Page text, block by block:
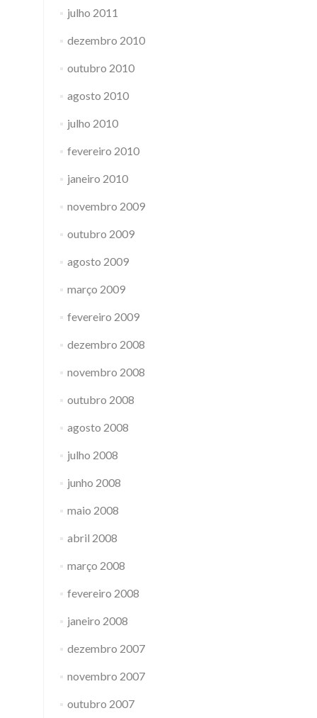
julho 2011
dezembro 2010
outubro 2010
agosto 2010
julho 2010
fevereiro 2010
janeiro 2010
novembro 2009
outubro 2009
agosto 2009
março 2009
fevereiro 2009
dezembro 2008
novembro 2008
outubro 2008
agosto 2008
julho 2008
junho 2008
maio 2008
abril 2008
março 2008
fevereiro 2008
janeiro 2008
dezembro 2007
novembro 2007
outubro 2007